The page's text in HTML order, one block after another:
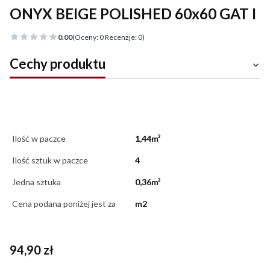
ONYX BEIGE POLISHED 60x60 GAT I
0.00(Oceny: 0 Recenzje: 0)
Cechy produktu
Ilość w paczce 1,44m²
Ilość sztuk w paczce 4
Jedna sztuka 0,36m²
Cena podana poniżej jest za m2
Cena
94,90 zł